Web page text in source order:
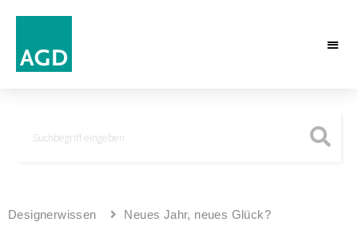
Designerwissen Neues Jahr, neues Glück?